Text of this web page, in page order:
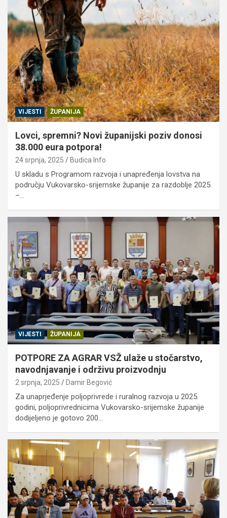
VIJESTI ŽUPANIJA
Lovci, spremni? Novi županijski poziv donosi
38.000 eura potpora!
24 srpnja, 2025 Budica Info
U skladu s Programom razvoja i unapređenja lovstva na
području Vukovarsko-srijemske županije za razdoblje 2025.
–…
VIJESTI ŽUPANIJA
POTPORE ZA AGRAR VSŽ ulaže u stočarstvo,
navodnjavanje i održivu proizvodnju
2 srpnja, 2025 Damir Begović
Za unaprjeđenje poljoprivrede i ruralnog razvoja u 2025.
godini, poljoprivrednicima Vukovarsko-srijemske županije
dodijeljeno je gotovo 200…